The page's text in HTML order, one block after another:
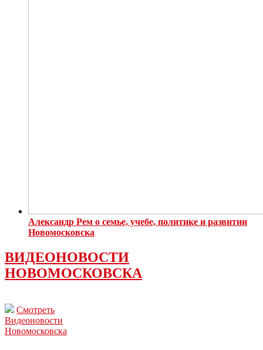
Александр Рем о семье, учебе, политике и развитии
Новомосковска
ВИДЕОНОВОСТИ
НОВОМОСКОВСКА
Смотреть
Видеоновости
Новомосковска